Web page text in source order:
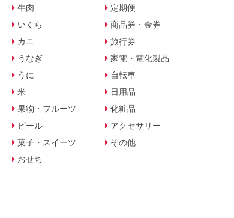
牛肉
いくら
カニ
うなぎ
うに
米
果物・フルーツ
ビール
菓子・スイーツ
おせち
定期便
商品券・金券
旅行券
家電・電化製品
自転車
日用品
化粧品
アクセサリー
その他